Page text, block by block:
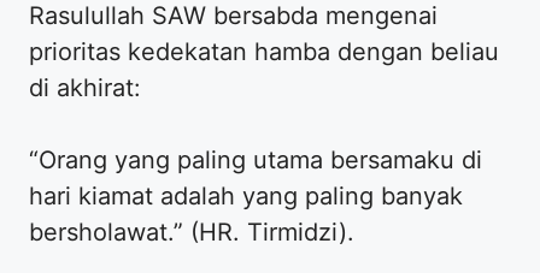
Rasulullah SAW bersabda mengenai
prioritas kedekatan hamba dengan beliau
di akhirat:
“Orang yang paling utama bersamaku di
hari kiamat adalah yang paling banyak
bersholawat.” (HR. Tirmidzi).